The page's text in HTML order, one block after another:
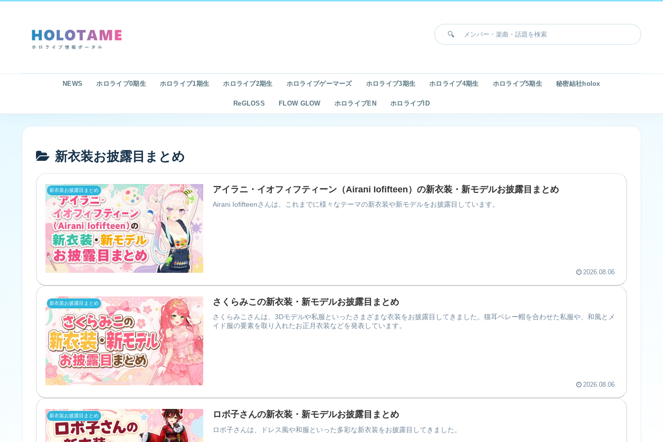
NEWS ホロライブ0期生 ホロライブ1期生 ホロライブ2期生 ホロライブゲーマーズ ホロライブ3期生 ホロライブ4期生 ホロライブ5期生 秘密結社holox
ReGLOSS FLOW GLOW ホロライブEN ホロライブID
新衣装お披露目まとめ
新衣装お披露目まとめ アイラニ・イオフィフティーン（Airani Iofifteen）の新衣装・新モデルお披露目まとめ
Airani Iofifteenさんは、これまでに様々なテーマの新衣装や新モデルをお披露目しています。
2026.08.06
新衣装お披露目まとめ さくらみこの新衣装・新モデルお披露目まとめ
さくらみこさんは、3Dモデルや私服といったさまざまな衣装をお披露目してきました。猫耳ベレー帽を合わせた私服や、和風とメ
イド服の要素を取り入れたお正月衣装などを発表しています。
2026.08.06
新衣装お披露目まとめ ロボ子さんの新衣装・新モデルお披露目まとめ
ロボ子さんは、ドレス風や和服といった多彩な新衣装をお披露目してきました。